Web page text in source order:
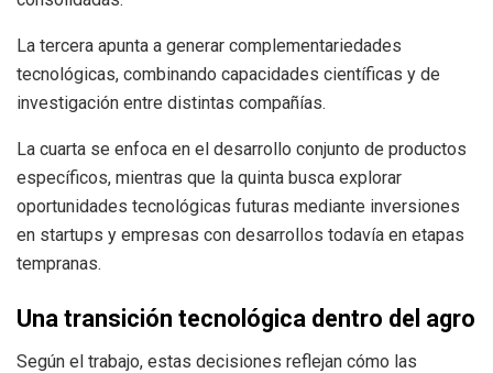
La tercera apunta a generar complementariedades
tecnológicas, combinando capacidades científicas y de
investigación entre distintas compañías.
La cuarta se enfoca en el desarrollo conjunto de productos
específicos, mientras que la quinta busca explorar
oportunidades tecnológicas futuras mediante inversiones
en startups y empresas con desarrollos todavía en etapas
tempranas.
Una transición tecnológica dentro del agro
Según el trabajo, estas decisiones reflejan cómo las